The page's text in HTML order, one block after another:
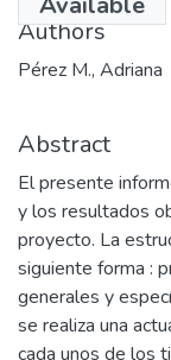
Authors
Pérez M., Adriana
Abstract
El presente
y los resultados
proyecto. La
siguiente forma :
generales y
se realiza una
cada unos de los